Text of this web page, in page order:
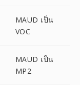
MAUD เป็น
VOC
MAUD เป็น
MP2